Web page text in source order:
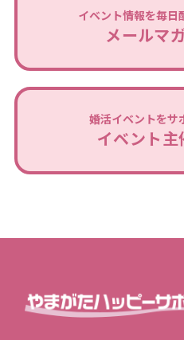
イベント情報を毎日
メールマ
婚活イベントをサ
イベント